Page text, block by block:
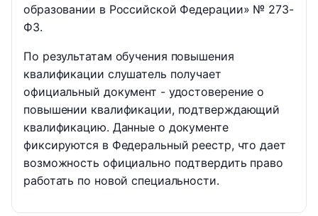
образовании в Российской Федерации» № 273-
ФЗ.
По результатам обучения повышения
квалификации слушатель получает
официальный документ - удостоверение о
повышении квалификации, подтверждающий
квалификацию. Данные о документе
фиксируются в Федеральный реестр, что дает
возможность официально подтвердить право
работать по новой специальности.